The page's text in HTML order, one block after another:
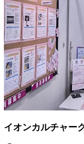
イオンカルチャー